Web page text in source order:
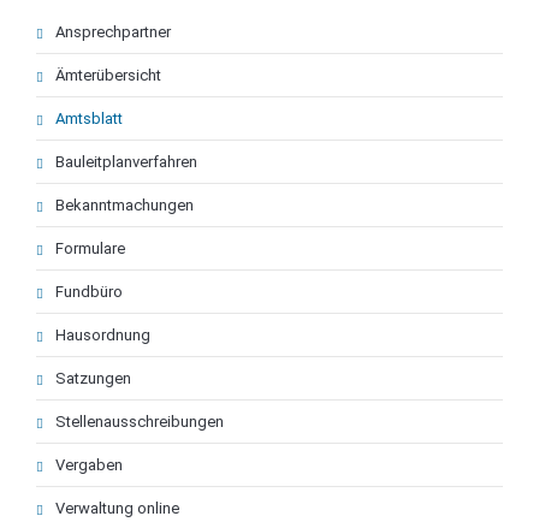
Navigation
überspringen
Ansprechpartner
Ämterübersicht
Amtsblatt
Bauleitplanverfahren
Bekanntmachungen
Formulare
Fundbüro
Hausordnung
Satzungen
Stellenausschreibungen
Vergaben
Verwaltung online